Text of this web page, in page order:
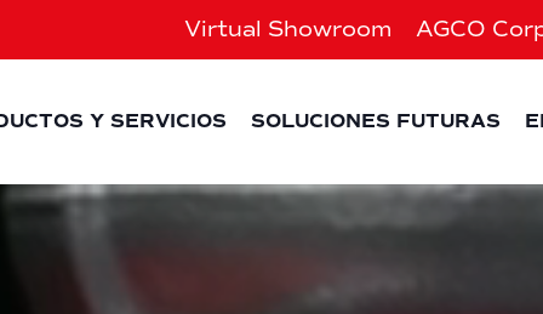
Virtual Showroom AGCO
Y SERVICIOS SOLUCIONES FUTURAS